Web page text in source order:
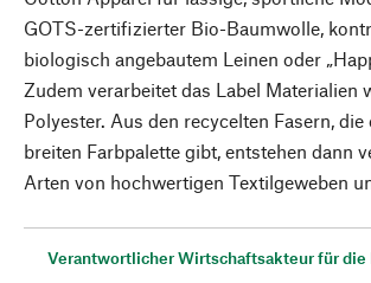
GOTS-zertifizierter Bio-Baumwolle,
biologisch angebautem Leinen oder
Zudem verarbeitet das Label Materialien
Polyester. Aus den recycelten Fasern, die
breiten Farbpalette gibt, entstehen dann
Arten von hochwertigen Textilgeweben
Verantwortlicher Wirtschaftsakteur für die